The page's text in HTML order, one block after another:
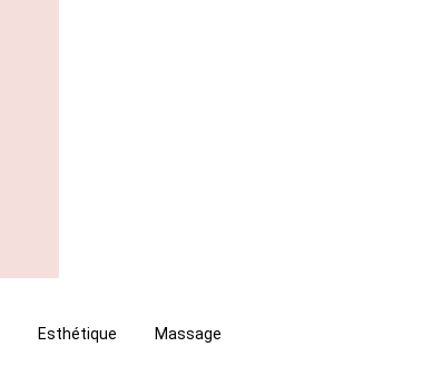
Esthétique Massage